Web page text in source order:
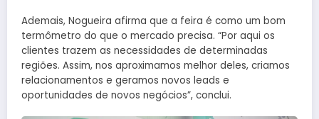
Ademais, Nogueira afirma que a feira é como um bom
termômetro do que o mercado precisa. “Por aqui os
clientes trazem as necessidades de determinadas
regiões. Assim, nos aproximamos melhor deles, criamos
relacionamentos e geramos novos leads e
oportunidades de novos negócios”, conclui.